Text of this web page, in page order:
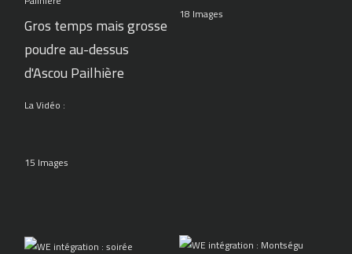
Gros temps mais grosse
poudre au-dessus
d'Ascou Pailhière
La Vidéo :
15 Images
18 Images